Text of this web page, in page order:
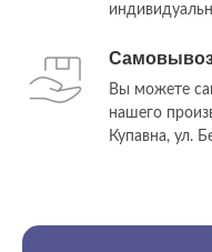
Самовывоз
Вы можете
нашего
Купавна, ул.